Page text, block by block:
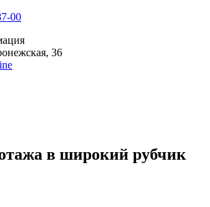
00
36
в широкий рубчик